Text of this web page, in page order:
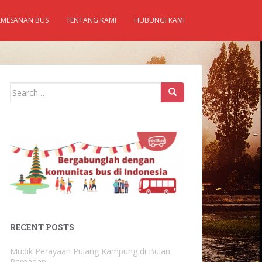
BUS TENTANG KAMI HUBUNGI KAMI
Search
RECENT POSTS
Mudik Perayaan Pulang Kampung di Bulan